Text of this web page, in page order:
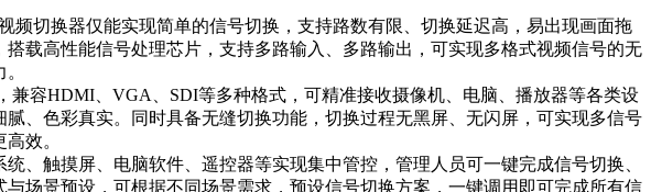
频切换器仅能实现简单的信号切换，支持路数有限、切换延迟高，易出现画面拖
载高性能信号处理芯片，支持多路输入、多路输出，可实现多格式视频信号的无
容HDMI、VGA、SDI等多种格式，可精准接收摄像机、电脑、播放器等各类设
、色彩真实。同时具备无缝切换功能，切换过程无黑屏、无闪屏，可实现多信号
效。
、触摸屏、电脑软件、遥控器等实现集中管控，管理人员可一键完成信号切换、
场景预设，可根据不同场景需求，预设信号切换方案，一键调用即可完成所有信